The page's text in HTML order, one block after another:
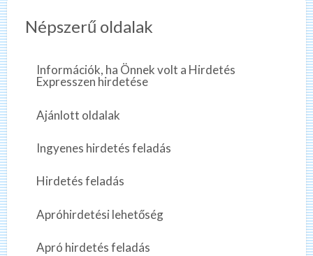
Népszerű oldalak
Információk, ha Önnek volt a Hirdetés
Expresszen hirdetése
Ajánlott oldalak
Ingyenes hirdetés feladás
Hirdetés feladás
Apróhirdetési lehetőség
Apró hirdetés feladás